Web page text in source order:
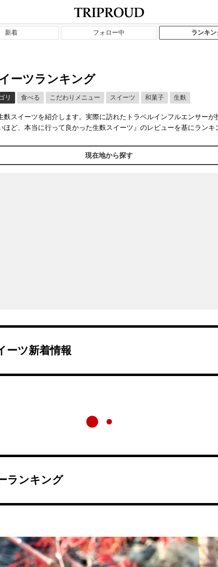
新着 フォロー中 ランキン
ーツランキング
リ 食べる こだわりメニュー スイーツ 和菓子 生麩
麩スイーツを紹介します。実際に訪れたトラベルインフルエンサーが
ほど、本当に行って良かった生麩スイーツ』のレビューを基にランキ
現在地から探す
ーツ新着情報
ランキング